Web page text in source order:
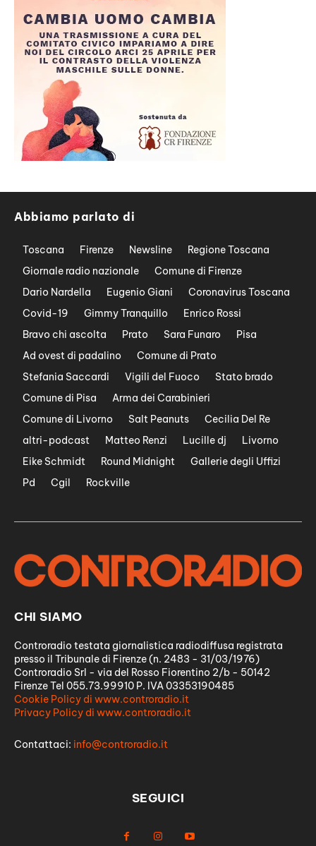
Abbiamo parlato di
Toscana Firenze Newsline
Regione Toscana
Giornale radio nazionale
Comune di Firenze
Dario Nardella
Eugenio Giani
Coronavirus Toscana
Covid-19
Gimmy Tranquillo
Enrico Rossi
Bravo chi ascolta
Prato Sara Funaro
Pisa
Ad ovest di padalino
Comune di Prato
Stefania Saccardi
Vigili del Fuoco
Stato brado
Comune di Pisa
Arma dei Carabinieri
Comune di Livorno
Salt Peanuts
Cecilia Del Re
altri-podcast
Matteo Renzi Lucille dj
Livorno
Eike Schmidt
Round Midnight
Gallerie degli Uffizi
Pd
Cgil Rockville
CHI SIAMO
Controradio testata giornalistica radiodiffusa registrata
presso il Tribunale di Firenze (n. 2483 - 31/03/1976)
Controradio Srl - via del Rosso Fiorentino 2/b - 50142
Firenze Tel 055.73.99910 P. IVA 03353190485
Cookie Policy di www.controradio.it
Privacy Policy di www.controradio.it
Contattaci: info@controradio.it
SEGUICI